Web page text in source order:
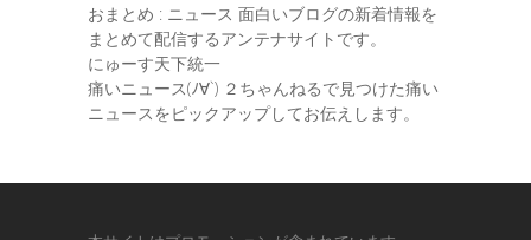
おまとめ : ニュース 面白いブログの新着情報を
まとめて配信するアンテナサイトです。
にゅーす天下統一
痛いニュース(ﾉ∀`) ２ちゃんねるで見つけた痛い
ニュースをピックアップしてお伝えします。